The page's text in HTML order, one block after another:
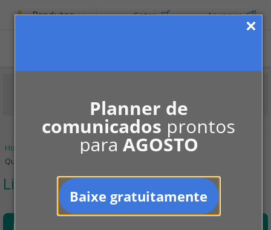
Planner de
comunicados prontos
para AGOSTO
Baixe gratuitamente
Produtos Cotar Anunciar
Home Manutenção
Limpeza em condomínios
Quantos funcionários?
Limpeza em condomínios